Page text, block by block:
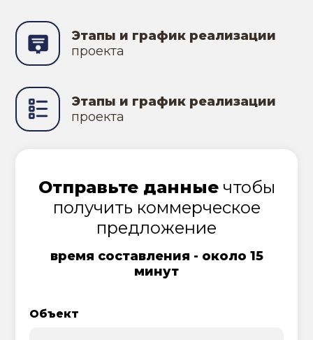
Этапы и график реализации
проекта
Этапы и график реализации
проекта
Отправьте данныечтобы
получить коммерческое
предложение
время составления - около 15
минут
Объект